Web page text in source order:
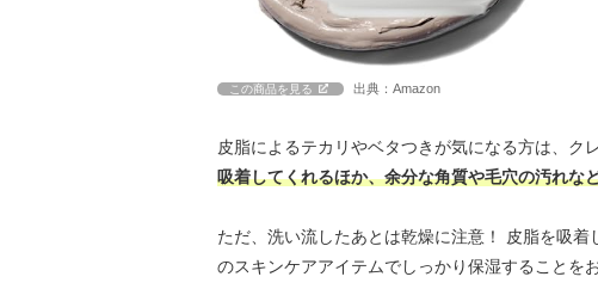
この商品を見る 出典：Amazon
皮脂によるテカリやベタつきが気になる方は、ク
吸着してくれるほか、余分な角質や毛穴の汚れな
ただ、洗い流したあとは乾燥に注意！ 皮脂を吸
のスキンケアアイテムでしっかり保湿することを